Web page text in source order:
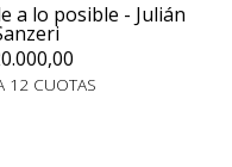
a lo posible - Julián
12 CUOTAS